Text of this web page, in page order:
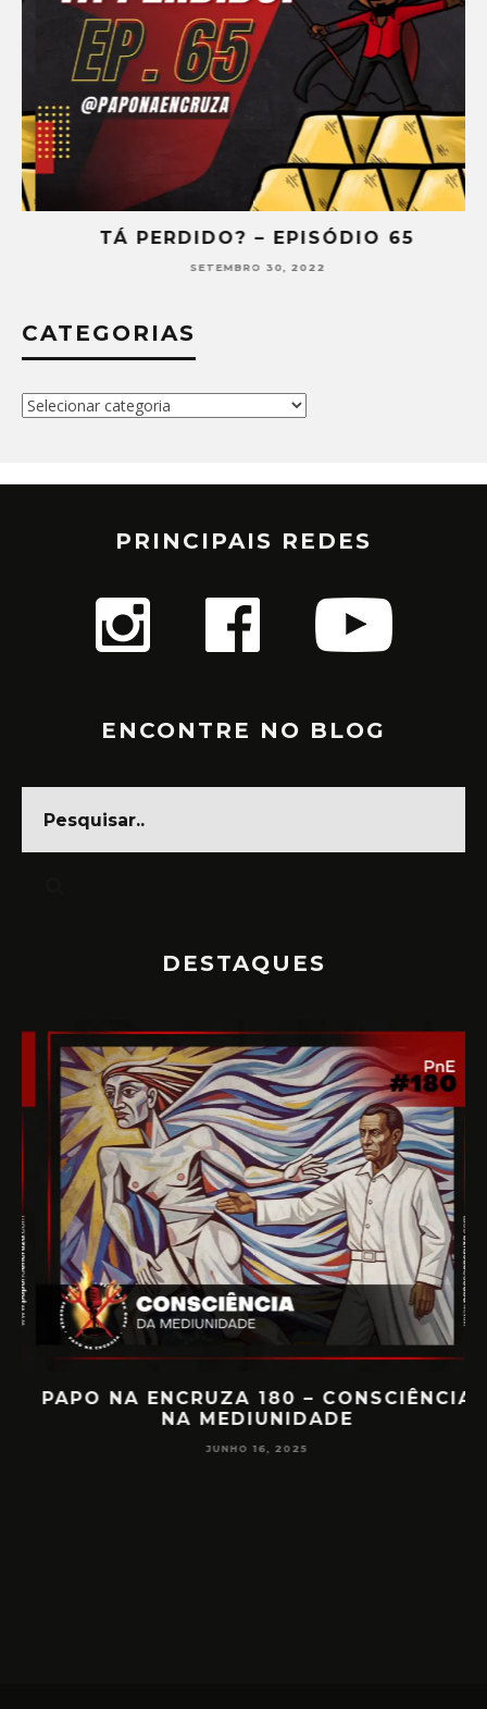
TÁ PERDIDO? – EPISÓDIO 65
SETEMBRO 30, 2022
CATEGORIAS
Categorias
PRINCIPAIS REDES
ENCONTRE NO BLOG
DESTAQUES
PAPO NA ENCRUZA 180 – CONSCIÊNCIA
NA MEDIUNIDADE
JUNHO 16, 2025